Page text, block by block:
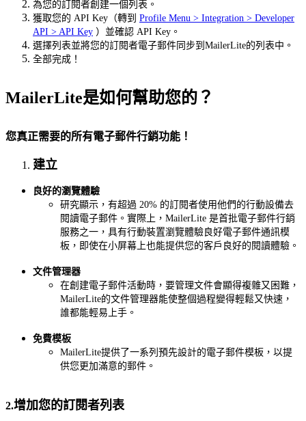
為您的訂閱者創建一個列表。
獲取您的 API Key（轉到 Profile Menu > Integration > Developer
API > API Key ）並確認 API Key。
選擇列表並將您的訂閱者電子郵件同步到MailerLite的列表中。
全部完成！
MailerLite是如何幫助您的？
您真正需要的所有電子郵件行銷功能！
建立
良好的瀏覽體驗
研究顯示，有超過 20% 的訂閱者使用他們的行動設備去
閱讀電子郵件。實際上，MailerLite 是首批電子郵件行銷
服務之一，具有行動裝置瀏覽體驗良好電子郵件通訊模
板，即使在小屏幕上也能提供您的客戶良好的閱讀體驗。
文件管理器
在創建電子郵件活動時，要管理文件會顯得複雜又困難，
MailerLite的文件管理器能使整個過程變得輕鬆又快速，
誰都能輕易上手。
免費模板
MailerLite提供了一系列預先設計的電子郵件模板，以提
供您更加滿意的郵件。
2.增加您的訂閱者列表